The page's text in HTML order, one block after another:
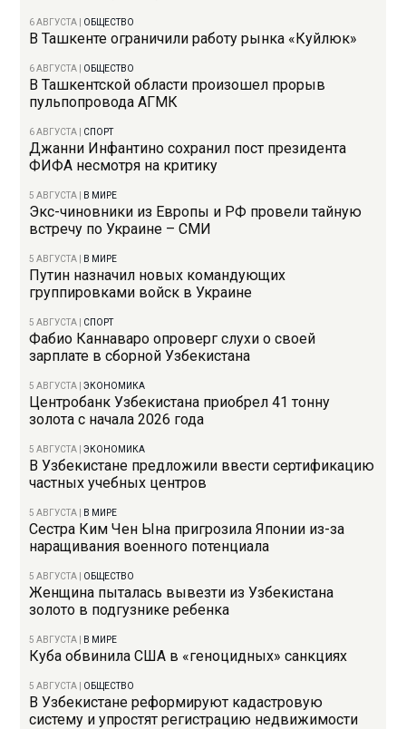
6 АВГУСТА ОБЩЕСТВО
В Ташкенте ограничили работу рынка «Куйлюк»
6 АВГУСТА ОБЩЕСТВО
В Ташкентской области произошел прорыв
пульпопровода АГМК
6 АВГУСТА СПОРТ
Джанни Инфантино сохранил пост президента
ФИФА несмотря на критику
5 АВГУСТА В МИРЕ
Экс-чиновники из Европы и РФ провели тайную
встречу по Украине – СМИ
5 АВГУСТА В МИРЕ
Путин назначил новых командующих
группировками войск в Украине
5 АВГУСТА СПОРТ
Фабио Каннаваро опроверг слухи о своей
зарплате в сборной Узбекистана
5 АВГУСТА |ЭКОНОМИКА
Центробанк Узбекистана приобрел 41 тонну
золота с начала 2026 года
5 АВГУСТА |ЭКОНОМИКА
В Узбекистане предложили ввести сертификацию
частных учебных центров
5 АВГУСТА В МИРЕ
Сестра Ким Чен Ына пригрозила Японии из-за
наращивания военного потенциала
5 АВГУСТА ОБЩЕСТВО
Женщина пыталась вывезти из Узбекистана
золото в подгузнике ребенка
5 АВГУСТА В МИРЕ
Куба обвинила США в «геноцидных» санкциях
5 АВГУСТА ОБЩЕСТВО
В Узбекистане реформируют кадастровую
систему и упростят регистрацию недвижимости